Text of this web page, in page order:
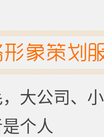
大公司、小
个人